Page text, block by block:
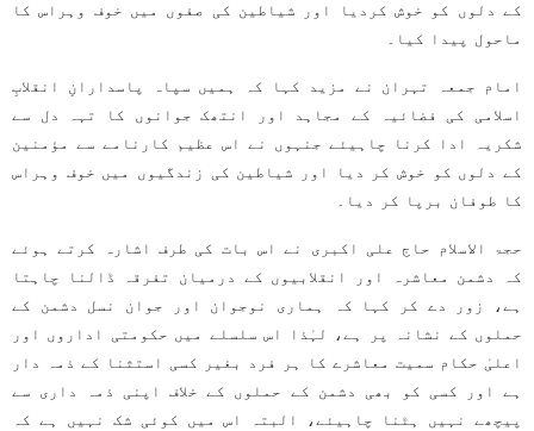
کے دلوں کو خوش کردیا اور شیاطین کی صفوں میں خوف وہراس کا
ماحول پیدا کیا۔
امام جمعہ تہران نے مزید کہا کہ ہمیں سپاہ پاسدارانِ انقلابِ
اسلامی کی فضائیہ کے مجاہد اور انتھک جوانوں کا تہہ دل سے
شکریہ ادا کرنا چاہیئے جنہوں نے اس عظیم کارنامے سے مؤمنین
کے دلوں کو خوش کر دیا اور شیاطین کی زندگیوں میں خوف وہراس
کا طوفان برپا کر دیا۔
حجۃ الاسلام حاج علی اکبری نے اس بات کی طرف اشارہ کرتے ہوئے
کہ دشمن معاشرہ اور انقلابیوں کے درمیان تفرقہ ڈالنا چاہتا
ہے، زور دے کر کہا کہ ہماری نوجوان اور جوان نسل دشمن کے
حملوں کے نشانہ پر ہے، لہٰذا اس سلسلے میں حکومتی اداروں اور
اعلیٰ حکام سمیت معاشرے کا ہر فرد بغیر کسی استثنا کے ذمہ دار
ہے اور کسی کو بھی دشمن کے حملوں کے خلاف اپنی ذمہ داری سے
پیچھے نہیں ہٹنا چاہیئے، البتہ اس میں کوئی شک نہیں ہے کہ